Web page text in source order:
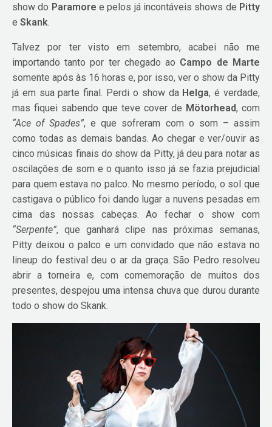
show do Paramore e pelos já incontáveis shows de Pitty
eSkank.
Talvez por ter visto em setembro, acabei não me
importando tanto por ter chegado ao Campo de Marte
somente após às 16 horas e, por isso, ver o show da Pitty
já em sua parte final. Perdi o show da Helga, é verdade,
mas fiquei sabendo que teve cover de Mötorhead, com
“Ace of Spades”, e que sofreram com o som – assim
como todas as demais bandas. Ao chegar e ver/ouvir as
cinco músicas finais do show da Pitty, já deu para notar as
oscilações de som e o quanto isso já se fazia prejudicial
para quem estava no palco. No mesmo período, o sol que
castigava o público foi dando lugar a nuvens pesadas em
cima das nossas cabeças. Ao fechar o show com
“Serpente”, que ganhará clipe nas próximas semanas,
Pitty deixou o palco e um convidado que não estava no
lineup do festival deu o ar da graça. São Pedro resolveu
abrir a torneira e, com comemoração de muitos dos
presentes, despejou uma intensa chuva que durou durante
todo o show do Skank.